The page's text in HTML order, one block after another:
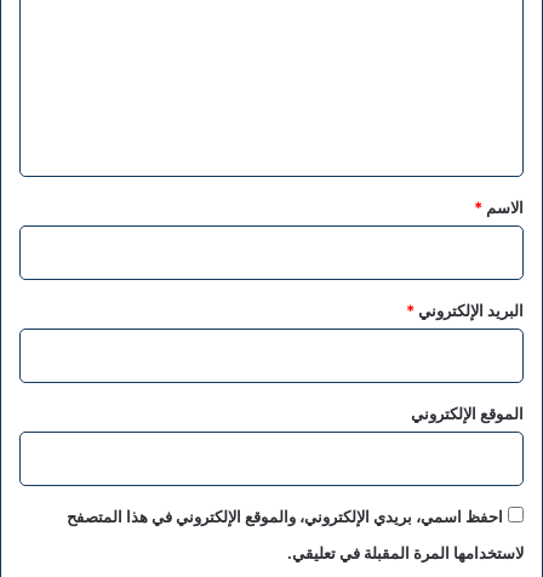
*
الاسم *
البريد الإلكتروني*
الموقع الإلكتروني
احفظ اسمي، بريدي الإلكتروني، والموقع الإلكتروني في هذا المتصفح
لاستخدامها المرة المقبلة في تعليقي.